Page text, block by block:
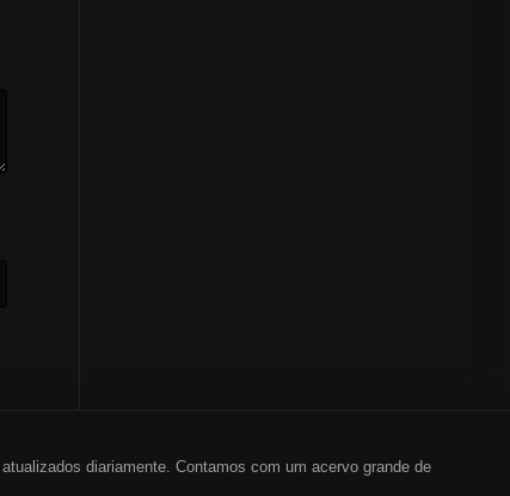
diariamente. Contamos com um acervo grande de